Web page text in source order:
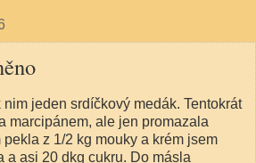
jeden srdíčkový medák. Tentokrát
marcipánem, ale jen promazala
z 1/2 kg mouky a krém jsem
a asi 20 dkg cukru. Do másla